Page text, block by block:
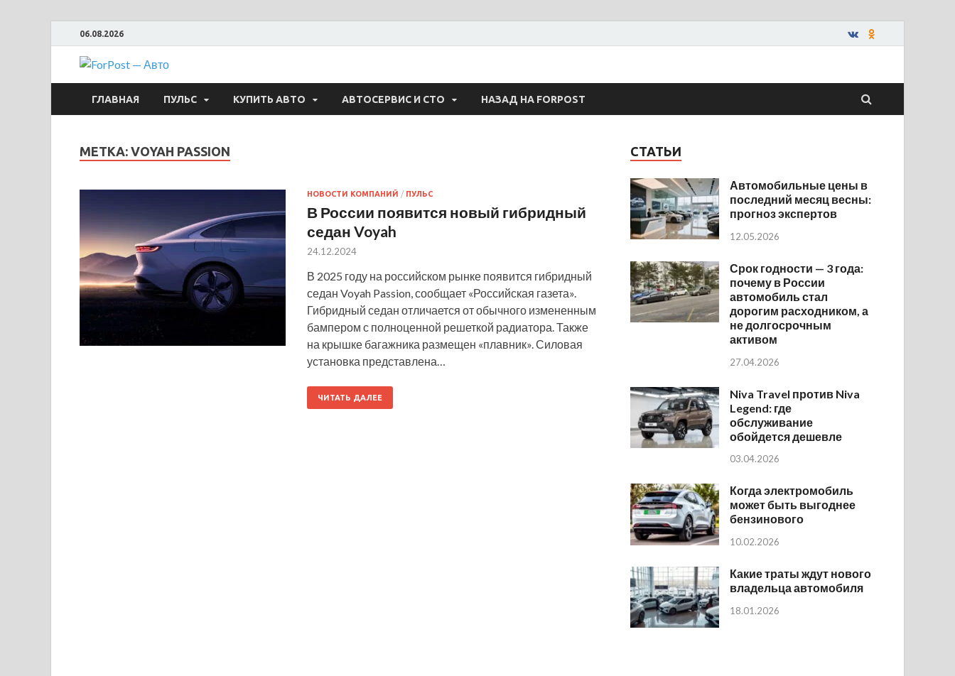
06.08.2026
ForPost — Авто
ГЛАВНАЯ ПУЛЬС КУПИТЬ АВТО АВТОСЕРВИС И СТО НАЗАД НА FORPOST
МЕТКА: VOYAH PASSION
НОВОСТИ КОМПАНИЙ / ПУЛЬС
В России появится новый гибридный
седан Voyah
24.12.2024
В 2025 году на российском рынке появится гибридный
седан Voyah Passion, сообщает «Российская газета».
Гибридный седан отличается от обычного измененным
бампером с полноценной решеткой радиатора. Также
на крышке багажника размещен «плавник». Силовая
установка представлена…
ЧИТАТЬ ДАЛЕЕ
СТАТЬИ
Автомобильные цены в
последний месяц весны:
прогноз экспертов
12.05.2026
Срок годности — 3 года:
почему в России
автомобиль стал
дорогим расходником, а
не долгосрочным
активом
27.04.2026
Niva Travel против Niva
Legend: где
обслуживание
обойдется дешевле
03.04.2026
Когда электромобиль
может быть выгоднее
бензинового
10.02.2026
Какие траты ждут нового
владельца автомобиля
18.01.2026